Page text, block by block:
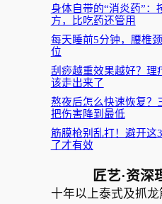
身体自带的“消炎药”：
方，比吃药还管用
每天睡前5分钟，腰椎
位
刮痧越重效果越好？理
该走出来了
熬夜后怎么快速恢复？
把伤害降到最低
筋膜枪别乱打！避开这
了才有效
匠艺·资深
十年以上泰式及抓